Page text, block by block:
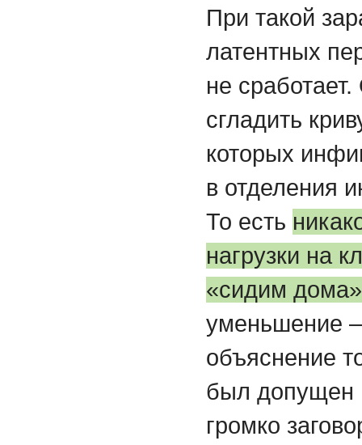
При такой
латентных
не
сгладить
которых
в отделения
То есть
нагрузки на
«сидим
уменьшение
объяснение
был допущен
громко